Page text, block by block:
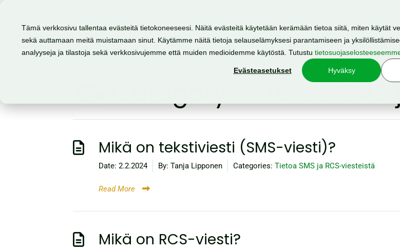
Tämä verkkosivu tallentaa evästeitä tietokoneeseesi. Näitä evästeitä käytetään kerämään tietoa siitä, miten käytät
sekä auttamaan meitä muistamaan sinut. Käytämme näitä tietoja selauselämyksesi parantamiseen ja
analyyseja ja tilastoja sekä verkkosivujemme että muiden medioidemme käytöstä. Tutustu
Evästeasetukset Hyväksy
Tuote Mahdollisuudet Resurssit Hinnasto Meistä
Tietoa
Mikä on tekstiviesti (SMS-viesti)?
Date: 2.2.2024 By: Tanja Lipponen Categories: Tietoa SMS ja RCS-viesteistä
Read More
Mikä on RCS-viesti?